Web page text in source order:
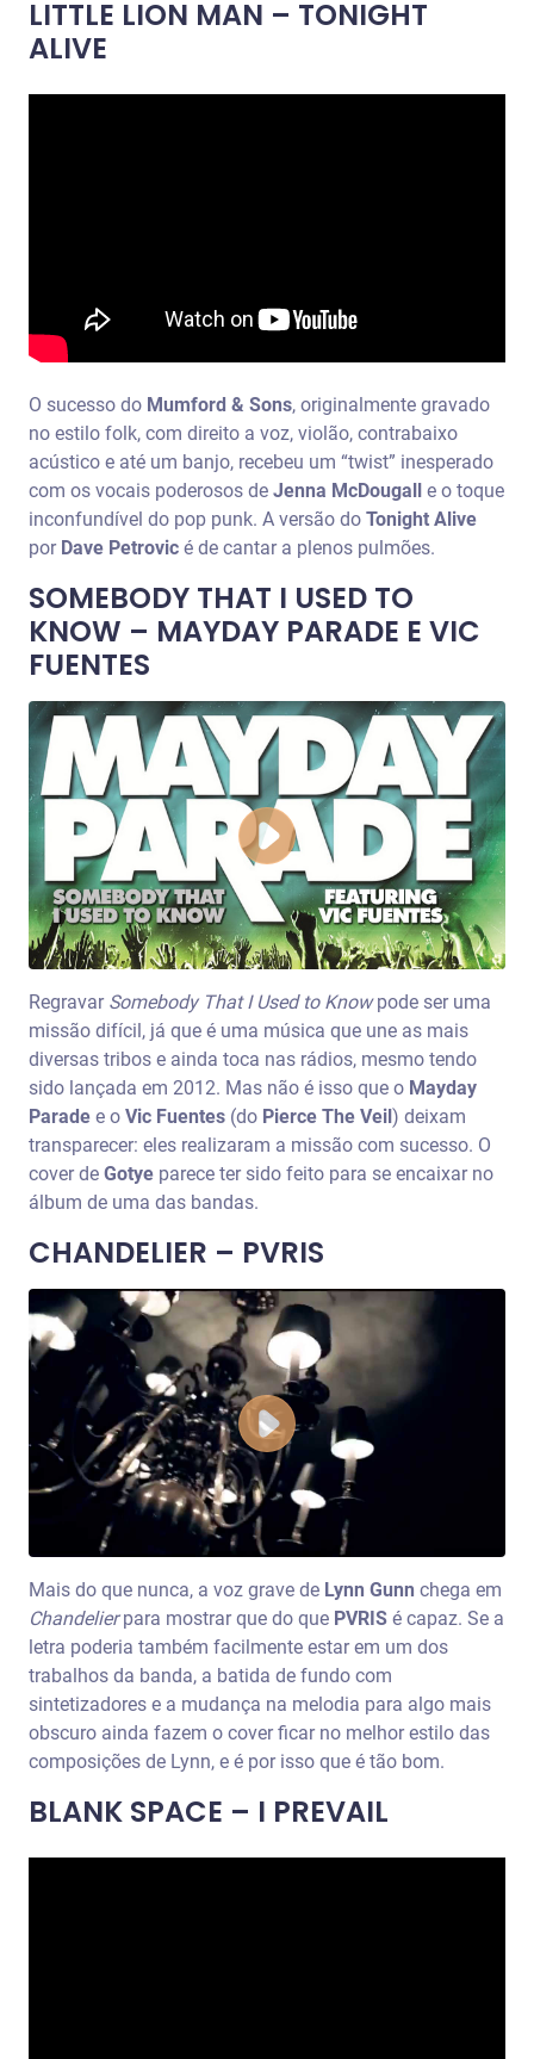
LITTLE LION MAN – TONIGHT
ALIVE
O sucesso do Mumford & Sons, originalmente gravado
no estilo folk, com direito a voz, violão, contrabaixo
acústico e até um banjo, recebeu um “twist” inesperado
com os vocais poderosos de Jenna McDougall e o toque
inconfundível do pop punk. A versão do Tonight Alive
por Dave Petrovic é de cantar a plenos pulmões.
SOMEBODY THAT I USED TO
KNOW – MAYDAY PARADE E VIC
FUENTES
Regravar Somebody That I Used to Knowpode ser uma
missão difícil, já que é uma música que une as mais
diversas tribos e ainda toca nas rádios, mesmo tendo
sido lançada em 2012. Mas não é isso que o Mayday
Parade e o Vic Fuentes (do Pierce The Veil) deixam
transparecer: eles realizaram a missão com sucesso. O
cover de Gotye parece ter sido feito para se encaixar no
álbum de uma das bandas.
CHANDELIER – PVRIS
Mais do que nunca, a voz grave de Lynn Gunn chega em
Chandelierpara mostrar que do que PVRIS é capaz. Se a
letra poderia também facilmente estar em um dos
trabalhos da banda, a batida de fundo com
sintetizadores e a mudança na melodia para algo mais
obscuro ainda fazem o cover ficar no melhor estilo das
composições de Lynn, e é por isso que é tão bom.
BLANK SPACE – I PREVAIL